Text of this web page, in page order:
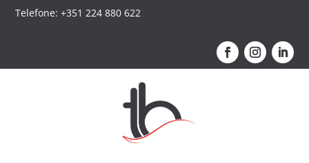
Telefone: +351 224 880 622